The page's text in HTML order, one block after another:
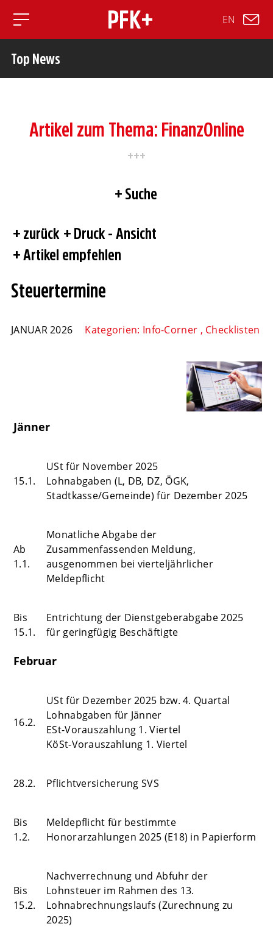
Toggle mobile navigation
EN
Top News
Artikel zum Thema: FinanzOnline
Suche
zurück
Druck - Ansicht
Artikel empfehlen
Steuertermine
JANUAR 2026 Kategorien: Info-Corner , Checklisten
Jänner
15.1.
USt für November 2025
Lohnabgaben (L, DB, DZ, ÖGK,
Stadtkasse/Gemeinde) für Dezember 2025
Ab
1.1.
Monatliche Abgabe der
Zusammenfassenden Meldung,
ausgenommen bei vierteljährlicher
Meldepflicht
Bis
15.1.
Entrichtung der Dienstgeberabgabe 2025
für geringfügig Beschäftigte
Februar
16.2.
USt für Dezember 2025 bzw. 4. Quartal
Lohnabgaben für Jänner
ESt-Vorauszahlung 1. Viertel
KöSt-Vorauszahlung 1. Viertel
28.2. Pflichtversicherung SVS
Bis
1.2.
Meldepflicht für bestimmte
Honorarzahlungen 2025 (E18) in Papierform
Bis
15.2.
Nachverrechnung und Abfuhr der
Lohnsteuer im Rahmen des 13.
Lohnabrechnungslaufs (Zurechnung zu
2025)